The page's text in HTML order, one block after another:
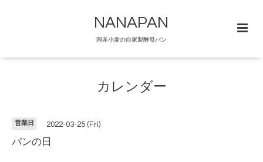
NANAPAN
国産小麦の自家製酵母パン
カレンダー
営業日 2022-03-25 (Fri)
パンの日